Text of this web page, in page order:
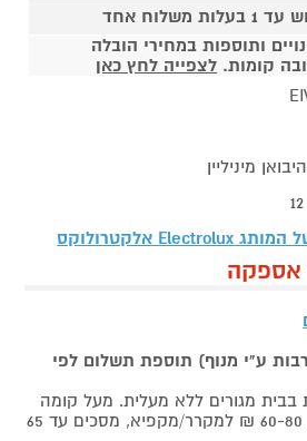
אחד
ותוספות במחירי הובלה
קומות. לצפייה לחץ כאן
היבואן מיניליין
12
המותג Electrolux אלקטרולוקס
אספקה
ע"י מנוף) תוספת תשלום לפי
בבית מגורים ללא מעלית. מעל קומה
ב' 40-50 ₪ למוצר לבן, 60-80 ₪ למקרר/מקפיא, מסכים עד 65